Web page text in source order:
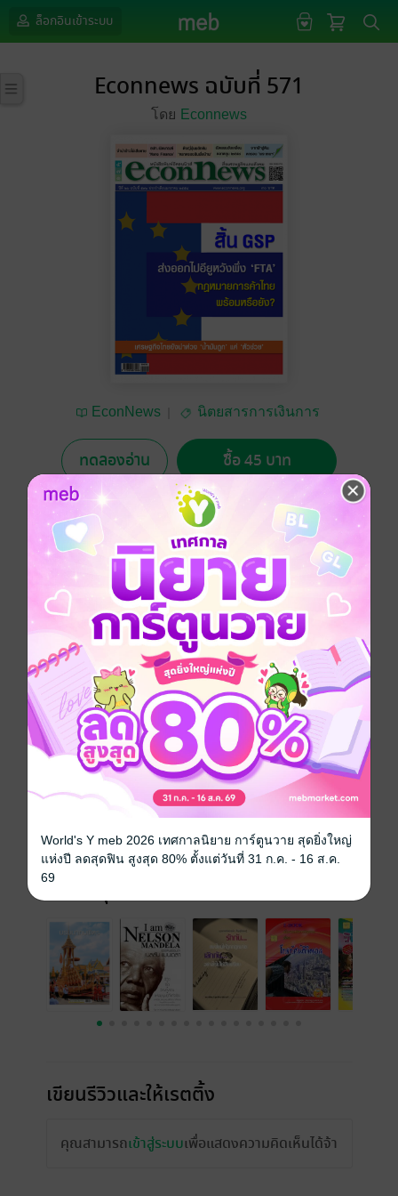
ล็อกอินเข้าระบบ
Econnews ฉบับที่ 571
โดย Econnews
EconNews
นิตยสารการเงินการ
ทดลองอ่าน ซื้อ 45 บาท
No Rating
อยากได้ ซื้อเป็นของขวัญ ติดตาม
หนังสือพิมพ์อีคอนนิวส์ สื่อเศรษฐกิจและสังคม รวบรวม
ข่าวและบทวิเคราะห์ด้านเศรษฐกิจ ธุรกิจการเงิน การ
ลงทุน ดัชนีเศรษฐกิจและการค้าระหว่างประเทศ
ประเภทไฟล์ pdf
วันที่วางขาย 14 มกราคม 2559
ราคาปก 90 บาท (ประหยัด 50%)
เรื่องที่คุณน่าจะสนใจ
เขียนรีวิวและให้เรตติ้ง
คุณสามารถเข้าสู่ระบบเพื่อแสดงความคิดเห็นได้จ้า
World's Y meb 2026 เทศกาลนิยาย การ์ตูนวาย สุดยิ่งใหญ่
แห่งปี ลดสุดฟิน สูงสุด 80% ตั้งแต่วันที่ 31 ก.ค. - 16 ส.ค.
69